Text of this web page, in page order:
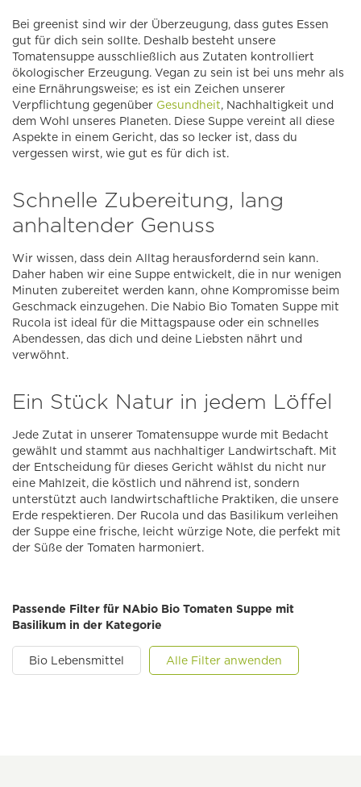
Bei greenist sind wir der Überzeugung, dass gutes Essen
gut für dich sein sollte. Deshalb besteht unsere
Tomatensuppe ausschließlich aus Zutaten kontrolliert
ökologischer Erzeugung. Vegan zu sein ist bei uns mehr als
eine Ernährungsweise; es ist ein Zeichen unserer
Verpflichtung gegenüber Gesundheit, Nachhaltigkeit und
dem Wohl unseres Planeten. Diese Suppe vereint all diese
Aspekte in einem Gericht, das so lecker ist, dass du
vergessen wirst, wie gut es für dich ist.
Schnelle Zubereitung, lang
anhaltender Genuss
Wir wissen, dass dein Alltag herausfordernd sein kann.
Daher haben wir eine Suppe entwickelt, die in nur wenigen
Minuten zubereitet werden kann, ohne Kompromisse beim
Geschmack einzugehen. Die Nabio Bio Tomaten Suppe mit
Rucola ist ideal für die Mittagspause oder ein schnelles
Abendessen, das dich und deine Liebsten nährt und
verwöhnt.
Ein Stück Natur in jedem Löffel
Jede Zutat in unserer Tomatensuppe wurde mit Bedacht
gewählt und stammt aus nachhaltiger Landwirtschaft. Mit
der Entscheidung für dieses Gericht wählst du nicht nur
eine Mahlzeit, die köstlich und nährend ist, sondern
unterstützt auch landwirtschaftliche Praktiken, die unsere
Erde respektieren. Der Rucola und das Basilikum verleihen
der Suppe eine frische, leicht würzige Note, die perfekt mit
der Süße der Tomaten harmoniert.
Passende Filter für NAbio Bio Tomaten Suppe mit
Basilikum in der Kategorie
Bio Lebensmittel Alle Filter anwenden